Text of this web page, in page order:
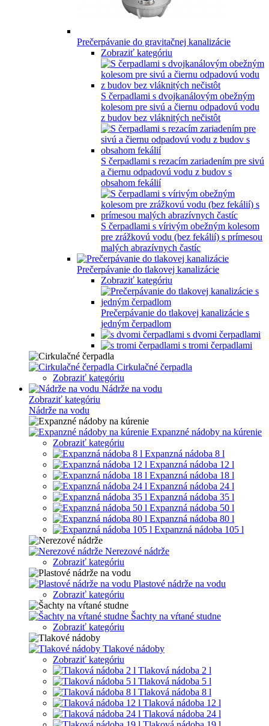
Prečerpávanie do gravitačnej kanalizácie
Zobraziť kategóriu
S čerpadlami s dvojkanálovým obežným
kolesom pre sivú a čiernu odpadovú vodu
z budov bez vláknitých nečistôt
S čerpadlami s rezacím zariadením pre sivú
a čiernu odpadovú vodu z budov s
obsahom fekálií
S čerpadlami s vírivým obežným kolesom
pre zrážkovú vodu (bez fekálií) s prímesou
malých abrazívnych častíc
Prečerpávanie do tlakovej kanalizácie
Zobraziť kategóriu
Prečerpávanie do tlakovej kanalizácie s
jedným čerpadlom
s dvomi čerpadlami
s tromi čerpadlami
Cirkulačné čerpadla
Zobraziť kategóriu
Nádrže na vodu
Zobraziť kategóriu
Nádrže na vodu
Expanzné nádoby na kúrenie
Zobraziť kategóriu
Expanzná nádoba 8 l
Expanzná nádoba 12 l
Expanzná nádoba 18 l
Expanzná nádoba 24 l
Expanzná nádoba 35 l
Expanzná nádoba 50 l
Expanzná nádoba 80 l
Expanzná nádoba 105 l
Nerezové nádrže
Zobraziť kategóriu
Plastové nádrže na vodu
Zobraziť kategóriu
Šachty na vŕtané studne
Zobraziť kategóriu
Tlakové nádoby
Zobraziť kategóriu
Tlaková nádoba 2 l
Tlaková nádoba 5 l
Tlaková nádoba 8 l
Tlaková nádoba 12 l
Tlaková nádoba 24 l